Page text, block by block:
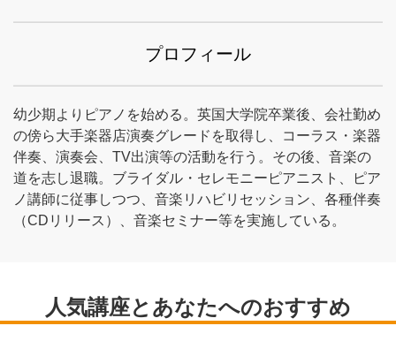
プロフィール
幼少期よりピアノを始める。英国大学院卒業後、会社勤め
の傍ら大手楽器店演奏グレードを取得し、コーラス・楽器
伴奏、演奏会、TV出演等の活動を行う。その後、音楽の
道を志し退職。ブライダル・セレモニーピアニスト、ピア
ノ講師に従事しつつ、音楽リハビリセッション、各種伴奏
（CDリリース）、音楽セミナー等を実施している。